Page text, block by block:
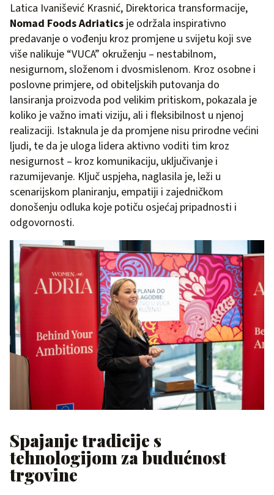
Latica Ivanišević Krasnić, Direktorica transformacije,
Nomad Foods Adriatics je održala inspirativno
predavanje o vođenju kroz promjene u svijetu koji sve
više nalikuje “VUCA” okruženju – nestabilnom,
nesigurnom, složenom i dvosmislenom. Kroz osobne i
poslovne primjere, od obiteljskih putovanja do
lansiranja proizvoda pod velikim pritiskom, pokazala je
koliko je važno imati viziju, ali i fleksibilnost u njenoj
realizaciji. Istaknula je da promjene nisu prirodne većini
ljudi, te da je uloga lidera aktivno voditi tim kroz
nesigurnost – kroz komunikaciju, uključivanje i
razumijevanje. Ključ uspjeha, naglasila je, leži u
scenarijskom planiranju, empatiji i zajedničkom
donošenju odluka koje potiču osjećaj pripadnosti i
odgovornosti.
Spajanje tradicije s
tehnologijom za budućnost
trgovine